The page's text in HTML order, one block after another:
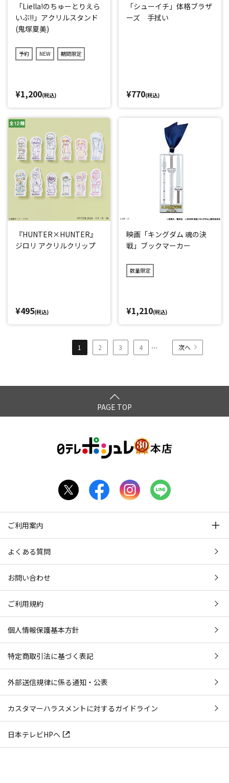
「Liella!のちゅーとりえら
いぶ!!」アクリルスタンド
(鬼塚夏美)
予約 NEW 期間限定
¥1,200(税込)
「シューイチ」体格ブラザ
ーズ 手拭い
¥770(税込)
『HUNTER×HUNTER』
ジロリ アクリルクリップ
¥495(税込)
映画「キングダム 魂の決
戦」ブックマーカー
数量限定
¥1,210(税込)
1 2 3 4 ... 次へ
PAGE TOP
ご利用案内
よくある質問
お問い合わせ
ご利用規約
個人情報保護基本方針
特定商取引法に基づく表記
外部送信規律に係る通知・公表
カスタマーハラスメントに対するガイドライン
日本テレビHPへ